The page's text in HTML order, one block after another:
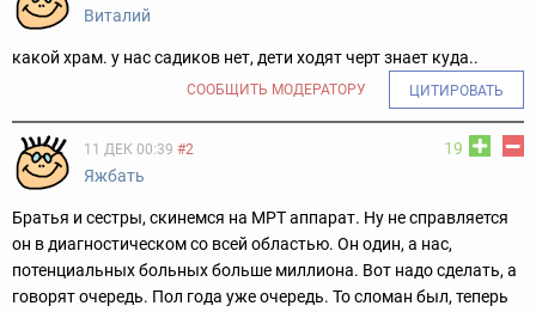
Виталий
какой храм. у нас садиков нет, дети ходят черт знает куда..
СООБЩИТЬ МОДЕРАТОРУ ЦИТИРОВАТЬ
19
11 ДЕК 00:39 #2
Яжбать
Братья и сестры, скинемся на МРТ аппарат. Ну не справляется
он в диагностическом со всей областью. Он один, а нас,
потенциальных больных больше миллиона. Вот надо сделать, а
говорят очередь. Пол года уже очередь. То сломан был, теперь